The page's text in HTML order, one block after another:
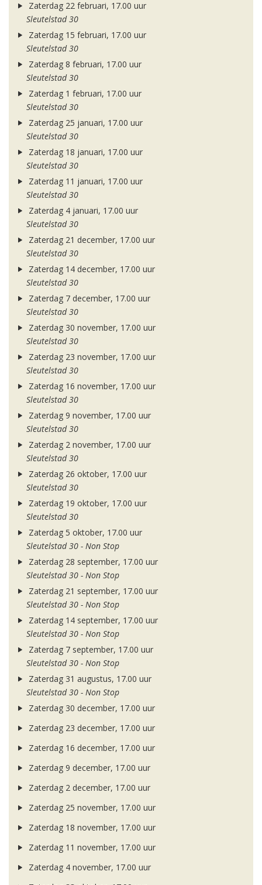
Zaterdag 22 februari, 17.00 uur
Sleutelstad 30
Zaterdag 15 februari, 17.00 uur
Sleutelstad 30
Zaterdag 8 februari, 17.00 uur
Sleutelstad 30
Zaterdag 1 februari, 17.00 uur
Sleutelstad 30
Zaterdag 25 januari, 17.00 uur
Sleutelstad 30
Zaterdag 18 januari, 17.00 uur
Sleutelstad 30
Zaterdag 11 januari, 17.00 uur
Sleutelstad 30
Zaterdag 4 januari, 17.00 uur
Sleutelstad 30
Zaterdag 21 december, 17.00 uur
Sleutelstad 30
Zaterdag 14 december, 17.00 uur
Sleutelstad 30
Zaterdag 7 december, 17.00 uur
Sleutelstad 30
Zaterdag 30 november, 17.00 uur
Sleutelstad 30
Zaterdag 23 november, 17.00 uur
Sleutelstad 30
Zaterdag 16 november, 17.00 uur
Sleutelstad 30
Zaterdag 9 november, 17.00 uur
Sleutelstad 30
Zaterdag 2 november, 17.00 uur
Sleutelstad 30
Zaterdag 26 oktober, 17.00 uur
Sleutelstad 30
Zaterdag 19 oktober, 17.00 uur
Sleutelstad 30
Zaterdag 5 oktober, 17.00 uur
Sleutelstad 30 - Non Stop
Zaterdag 28 september, 17.00 uur
Sleutelstad 30 - Non Stop
Zaterdag 21 september, 17.00 uur
Sleutelstad 30 - Non Stop
Zaterdag 14 september, 17.00 uur
Sleutelstad 30 - Non Stop
Zaterdag 7 september, 17.00 uur
Sleutelstad 30 - Non Stop
Zaterdag 31 augustus, 17.00 uur
Sleutelstad 30 - Non Stop
Zaterdag 30 december, 17.00 uur
Zaterdag 23 december, 17.00 uur
Zaterdag 16 december, 17.00 uur
Zaterdag 9 december, 17.00 uur
Zaterdag 2 december, 17.00 uur
Zaterdag 25 november, 17.00 uur
Zaterdag 18 november, 17.00 uur
Zaterdag 11 november, 17.00 uur
Zaterdag 4 november, 17.00 uur